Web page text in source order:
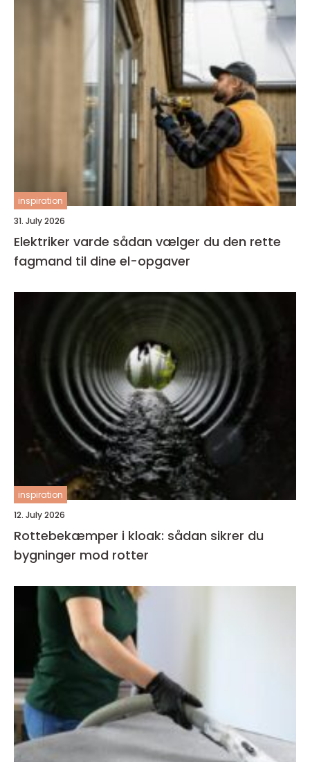
inspiration
31. July 2026
Elektriker varde sådan vælger du den rette
fagmand til dine el-opgaver
inspiration
12. July 2026
Rottebekæmper i kloak: sådan sikrer du
bygninger mod rotter